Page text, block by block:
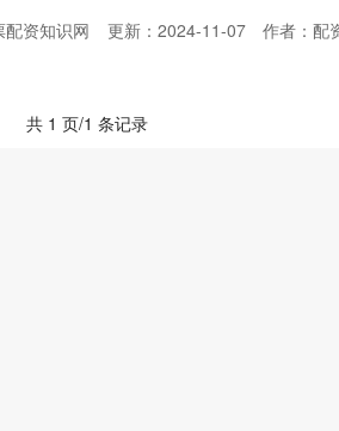
更新：2024-11-07 作者：配
配资知识网
共 1 页/1 条记录